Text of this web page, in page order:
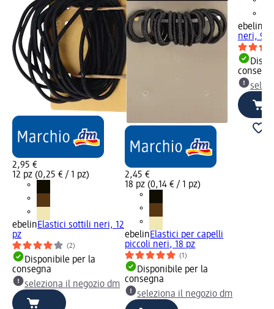
2,95 €
12 pz (0,25 € / 1 pz)
ebelinElastici sottili neri, 12
pz
(2)
Disponibile per la
consegna
seleziona il negozio dm
2,45 €
18 pz (0,14 € / 1 pz)
ebelinElastici per capelli
piccoli neri, 18 pz
(1)
Disponibile per la
consegna
seleziona il negozio dm
ebelin
neri, 9